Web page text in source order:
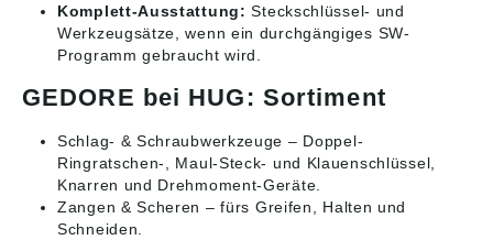
Komplett-Ausstattung: Steckschlüssel- und
Werkzeugsätze, wenn ein durchgängiges SW-
Programm gebraucht wird.
GEDORE bei HUG: Sortiment
Schlag- & Schraubwerkzeuge – Doppel-
Ringratschen-, Maul-Steck- und Klauenschlüssel,
Knarren und Drehmoment-Geräte.
Zangen & Scheren – fürs Greifen, Halten und
Schneiden.